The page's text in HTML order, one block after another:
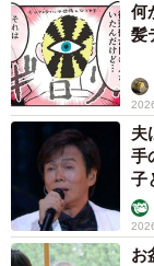
何
髪
夫
手
子
お